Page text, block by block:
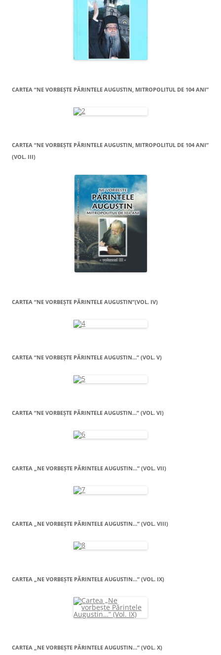
CARTEA “NE VORBEŞTE PĂRINTELE AUGUSTIN, MITROPOLITUL DE 104 ANI”
CARTEA “NE VORBEŞTE PĂRINTELE AUGUSTIN, MITROPOLITUL DE 104 ANI”
(VOL. III)
CARTEA “NE VORBEŞTE PĂRINTELE AUGUSTIN”(VOL. IV)
CARTEA “NE VORBEŞTE PĂRINTELE AUGUSTIN…” (VOL. V)
CARTEA “NE VORBEŞTE PĂRINTELE AUGUSTIN…” (VOL. VI)
CARTEA „NE VORBEŞTE PĂRINTELE AUGUSTIN…” (VOL. VII)
CARTEA „NE VORBEŞTE PĂRINTELE AUGUSTIN…” (VOL. VIII)
CARTEA „NE VORBEŞTE PĂRINTELE AUGUSTIN…” (VOL. IX)
CARTEA „NE VORBEŞTE PĂRINTELE AUGUSTIN…” (VOL. X)